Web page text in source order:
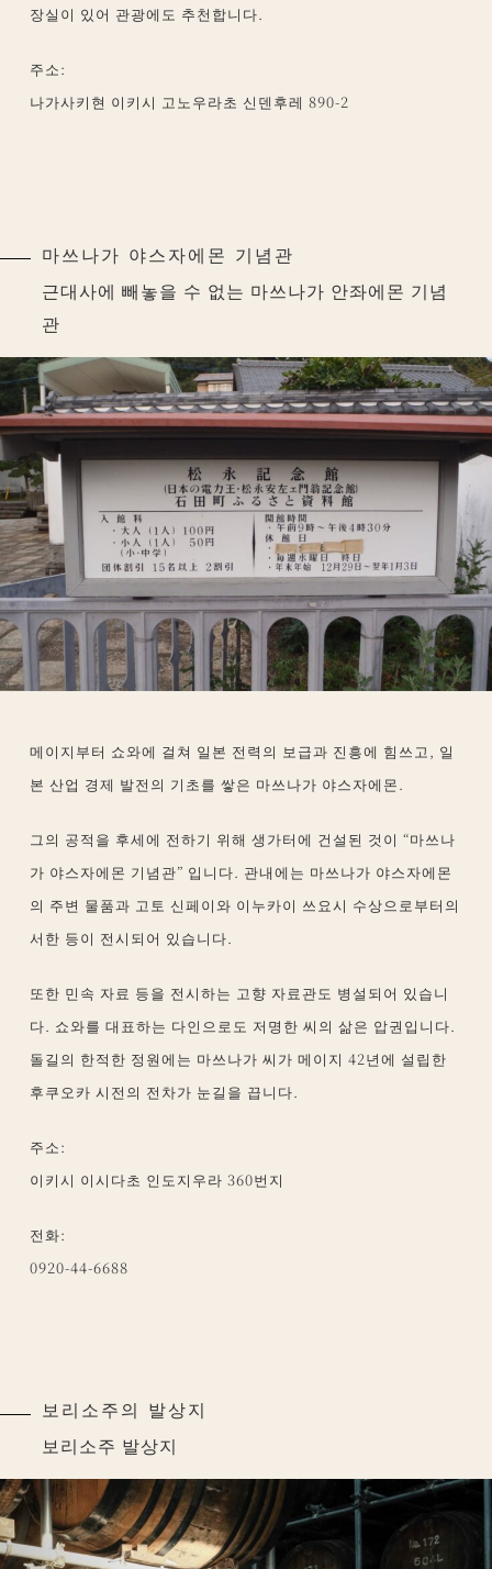
장실이 있어 관광에도 추천합니다.
주소:
나가사키현 이키시 고노우라초 신덴후레 890-2
마쓰나가 야스자에몬 기념관
근대사에 빼놓을 수 없는 마쓰나가 안좌에몬 기념
관
보리소주의 발상지
보리소주 발상지
메이지부터 쇼와에 걸쳐 일본 전력의 보급과 진흥에 힘쓰고, 일
본 산업 경제 발전의 기초를 쌓은 마쓰나가 야스자에몬.
그의 공적을 후세에 전하기 위해 생가터에 건설된 것이 “마쓰나
가 야스자에몬 기념관” 입니다. 관내에는 마쓰나가 야스자에몬
의 주변 물품과 고토 신페이와 이누카이 쓰요시 수상으로부터의
서한 등이 전시되어 있습니다.
또한 민속 자료 등을 전시하는 고향 자료관도 병설되어 있습니
다. 쇼와를 대표하는 다인으로도 저명한 씨의 삶은 압권입니다.
돌길의 한적한 정원에는 마쓰나가 씨가 메이지 42년에 설립한
후쿠오카 시전의 전차가 눈길을 끕니다.
주소:
이키시 이시다초 인도지우라 360번지
전화:
0920-44-6688